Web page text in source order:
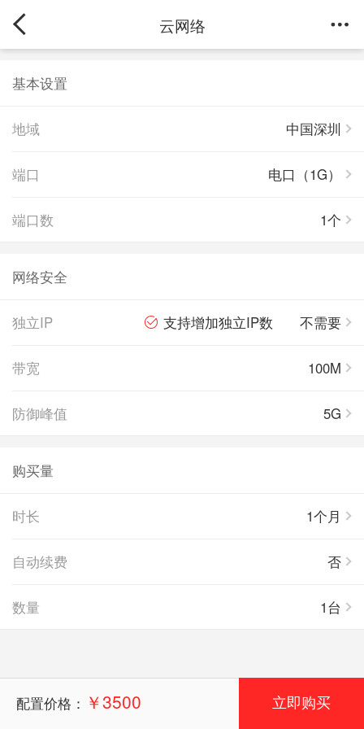
云网络
基本设置
地域 中国深圳
端口 电口（1G）
端口数 1个
网络安全
独立IP 支持增加独立IP数 不需要
带宽 100M
防御峰值 5G
购买量
时长 1个月
自动续费 否
数量 1台
配置价格： ￥3500 立即购买